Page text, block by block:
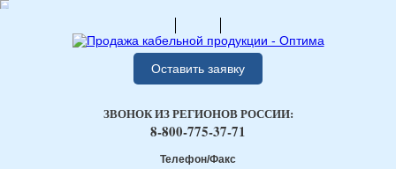
Оставить заявку
Телефон/Факс
ЗВОНОК ИЗ РЕГИОНОВ РОССИИ:
8-800-775-37-71